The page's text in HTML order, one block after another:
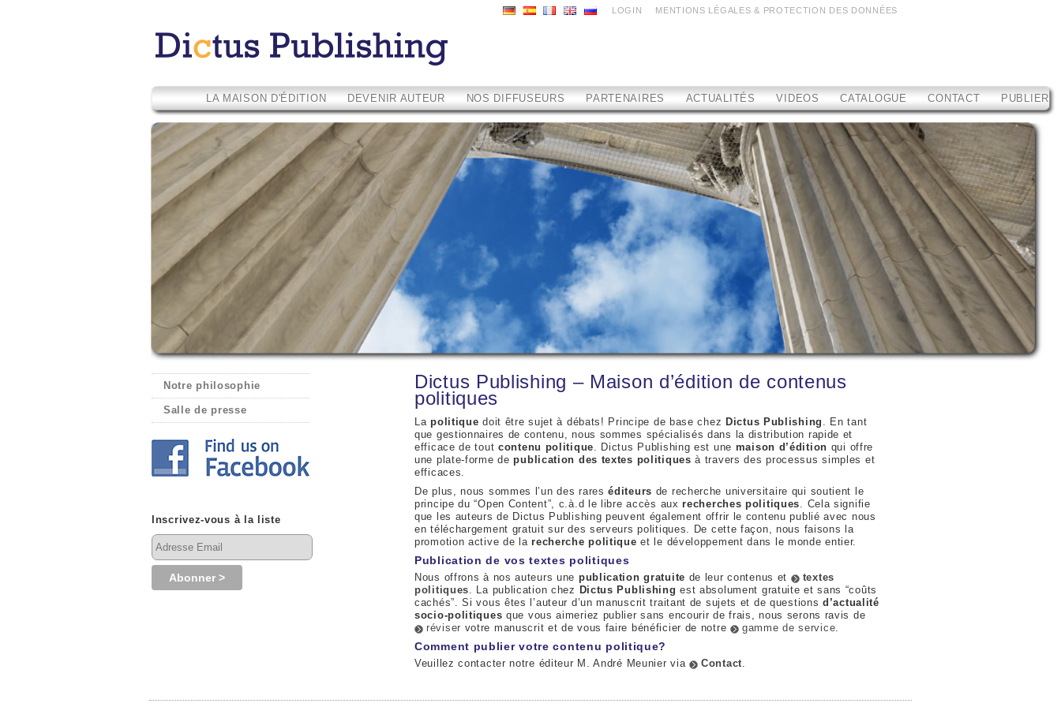
LOGIN MENTIONS LÉGALES & PROTECTION DES DONNÉES
LA MAISON D'ÉDITION DEVENIR AUTEUR NOS DIFFUSEURS PARTENAIRES ACTUALITÉS VIDEOS CATALOGUE CONTACT PUBLIER
MAINTENANT
Notre philosophie
Salle de presse
Inscrivez-vous à la liste
Dictus Publishing – Maison d’édition de contenus
politiques
Lapolitique doit être sujet à débats! Principe de base chez Dictus Publishing
. En tant
que gestionnaires de contenu, nous sommes spécialisés dans la distribution rapide et
efficace de tout contenu politique . Dictus Publishing est une maison d’édition qui offre
une plate-forme depublication des textes politiques à travers des processus simples et
efficaces.
De plus, nous sommes l’un des rareséditeurs de recherche universitaire qui soutient le
principe du “Open Content”, c.à.d le libre accès auxrecherches politiques . Cela signifie
que les auteurs de Dictus Publishing peuvent également offrir le contenu publié avec nous
en téléchargement gratuit sur des serveurs politiques. De cette façon, nous faisons la
promotion active de larecherche politique et le développement dans le monde entier.
Publication de vos textes politiques
Nous offrons à nos auteurs une publication gratuite de leur contenus et
textes
politiques . La publication chez Dictus Publishing est absolument gratuite et sans “coûts
cachés”. Si vous êtes l’auteur d’un manuscrit traitant de sujets et de questionsd’actualité
socio-politiques que vous aimeriez publier sans encourir de frais, nous serons ravis de
réviser votre manuscrit et de vous faire bénéficier de notre gamme de service
Comment publier votre contenu politique?
Veuillez contacter notre éditeur M. André Meunier via Contact